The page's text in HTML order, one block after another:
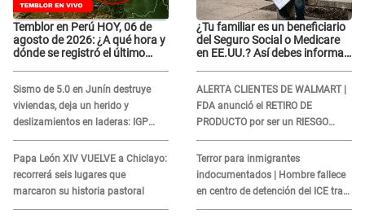
Temblor en Perú HOY, 06 de
agosto de 2026: ¿A qué hora y
dónde se registró el último
Sismo de 5.0 en Junín destruye
viviendas, deja un herido y
deslizamientos en laderas: IGP
alerta sobre posibles réplicas
Papa León XIV VUELVE a Chiclayo:
recorrerá seis lugares que
marcaron su historia pastoral
¿Tu familiar es un beneficiario
del Seguro Social o Medicare
en EE.UU.? Así debes informar
ALERTA CLIENTES DE WALMART |
FDA anunció el RETIRO DE
PRODUCTO por ser un RIESGO
MORTAL para consumidores: ¿Cuál
es?
Terror para inmigrantes
indocumentados | Hombre fallece
en centro de detención del ICE tras
sufrir una "emergencia médica"